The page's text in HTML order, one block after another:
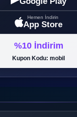
Hemen İndirin
App Store
%10 İndirim
Kupon Kodu: mobil